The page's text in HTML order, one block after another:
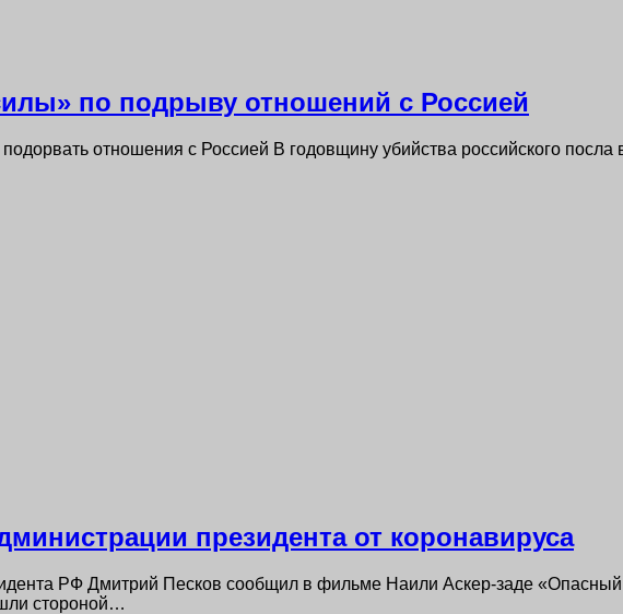
по подрыву отношений с Россией
отношения с Россией В годовщину убийства российского посла
президента от коронавируса
РФ Дмитрий Песков сообщил в фильме Наили Аскер-заде «Опасный
стороной…